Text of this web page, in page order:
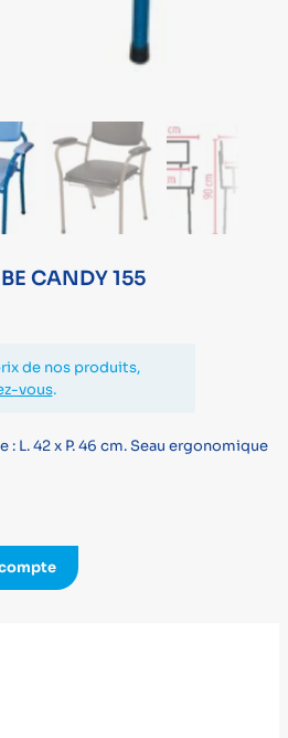
CANDY 155
de nos produits,
vous.
L. 42 x P. 46 cm. Seau ergonomique